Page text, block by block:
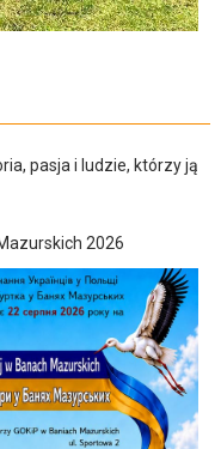
pasja i ludzie, którzy ją
2026